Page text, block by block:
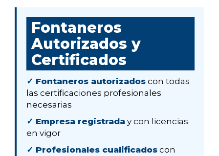
Fontaneros
Autorizados y
Certificados
✓ Fontaneros autorizados con todas
las certificaciones profesionales
necesarias
✓ Empresa registrada y con licencias
en vigor
✓ Profesionales cualificados con